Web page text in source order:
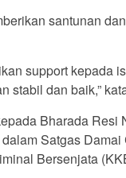
santunan
support kepada
stabil dan baik,”
Bharada Resi
Satgas
Bersenjata